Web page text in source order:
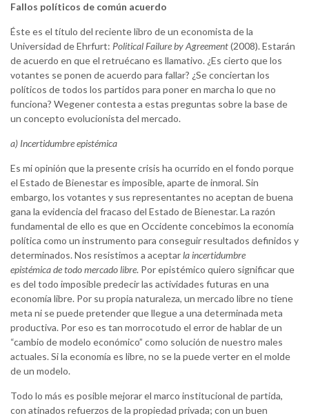
Fallos políticos de común acuerdo
Éste es el título del reciente libro de un economista de la
Universidad de Ehrfurt: Political Failure by Agreement(2008). Estarán
de acuerdo en que el retruécano es llamativo. ¿Es cierto que los
votantes se ponen de acuerdo para fallar? ¿Se conciertan los
políticos de todos los partidos para poner en marcha lo que no
funciona? Wegener contesta a estas preguntas sobre la base de
un concepto evolucionista del mercado.
a) Incertidumbre epistémica
Es mi opinión que la presente crisis ha ocurrido en el fondo porque
el Estado de Bienestar es imposible, aparte de inmoral. Sin
embargo, los votantes y sus representantes no aceptan de buena
gana la evidencia del fracaso del Estado de Bienestar. La razón
fundamental de ello es que en Occidente concebimos la economía
política como un instrumento para conseguir resultados definidos y
determinados. Nos resistimos a aceptarla incertidumbre
epistémica de todo mercado libre. Por epistémico quiero significar que
es del todo imposible predecir las actividades futuras en una
economía libre. Por su propia naturaleza, un mercado libre no tiene
meta ni se puede pretender que llegue a una determinada meta
productiva. Por eso es tan morrocotudo el error de hablar de un
“cambio de modelo económico” como solución de nuestro males
actuales. Si la economía es libre, no se la puede verter en el molde
de un modelo.
Todo lo más es posible mejorar el marco institucional de partida,
con atinados refuerzos de la propiedad privada; con un buen